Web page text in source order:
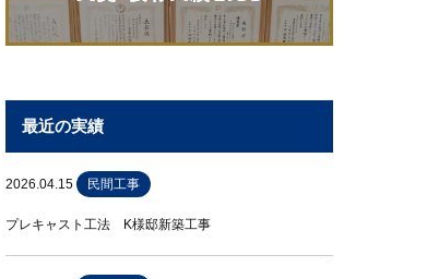
最近の実績
2026.04.15 民間工事
プレキャスト工法 K様邸新築工事